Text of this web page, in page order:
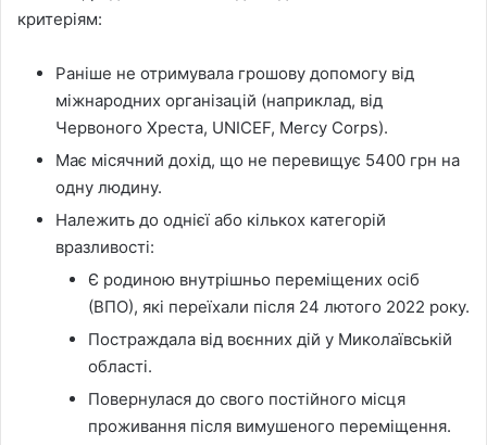
критеріям:
Раніше не отримувала грошову допомогу від
міжнародних організацій (наприклад, від
Червоного Хреста, UNICEF, Mercy Corps).
Має місячний дохід, що не перевищує 5400 грн на
одну людину.
Належить до однієї або кількох категорій
вразливості:
Є родиною внутрішньо переміщених осіб
(ВПО), які переїхали після 24 лютого 2022 року.
Постраждала від воєнних дій у Миколаївській
області.
Повернулася до свого постійного місця
проживання після вимушеного переміщення.